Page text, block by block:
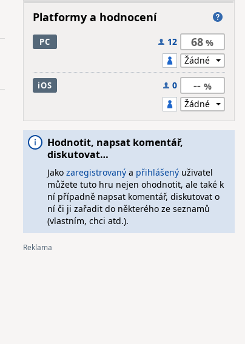
Platformy a hodnocení
PC 12 68
iOS 0 --
Hodnotit, napsat komentář,
diskutovat…
Jako zaregistrovanýa přihlášenýuživatel
můžete tuto hru nejen ohodnotit, ale také k
ní případně napsat komentář, diskutovat o
ní či ji zařadit do některého ze seznamů
(vlastním, chci atd.).